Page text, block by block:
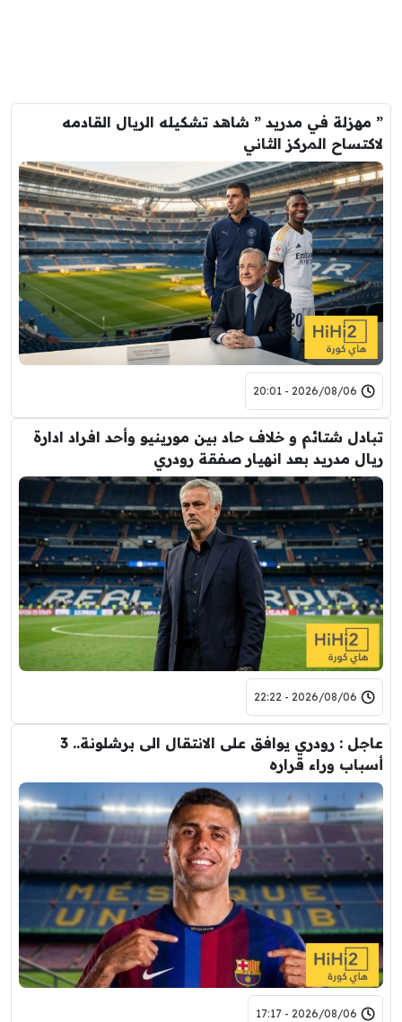
” مهزلة في مدريد ” شاهد تشكيله الريال القادمه
لاكتساح المركز الثاني
2026/08/06 - 20:01
تبادل شتائم و خلاف حاد بين مورينيو وأحد افراد ادارة
ريال مدريد بعد انهيار صفقة رودري
2026/08/06 - 22:22
عاجل : رودري يوافق على الانتقال الى برشلونة.. 3
أسباب وراء قراره
2026/08/06 - 17:17